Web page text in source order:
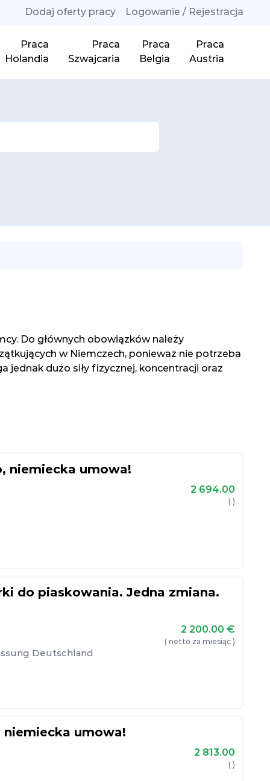
Dodaj oferty pracy Logowanie / Rejestracja
Praca
Holandia
Praca
Szwajcaria
Praca
Belgia
Praca
Austria
Do głównych obowiązków należy
w Niemczech, ponieważ nie potrzeba
jednak dużo siły fizycznej, koncentracji oraz
niemiecka umowa!
2 694.00
( )
do piaskowania. Jedna zmiana.
2 200.00 €
( netto za miesiąc )
Deutschland
niemiecka umowa!
2 813.00
( )